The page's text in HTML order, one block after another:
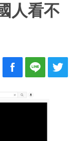
人看不